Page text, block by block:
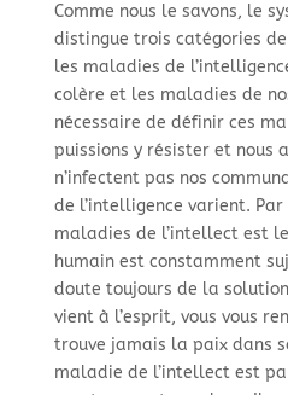
Comme nous le savons, le
distingue trois catégories
les maladies de
colère et les maladies de
nécessaire de définir ces
puissions y résister et nous
n’infectent pas nos
de l’intelligence varient. Par
maladies de l’intellect est
humain est constamment
doute toujours de la
vient à l’esprit, vous vous
trouve jamais la paix dans
maladie de l’intellect est